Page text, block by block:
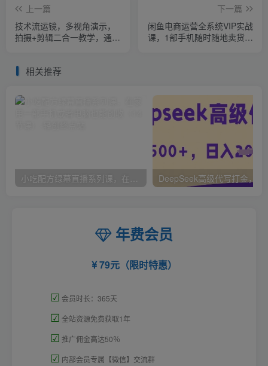
上一篇
技术流运镜，多视角演示，
拍摄+剪辑二合一教学，通俗
下一篇
闲鱼电商运营全系统VIP实战
课，1部手机随时随地卖货，
相关推荐
年费会员
79元（限时特惠）
☑ 会员时长：365天
☑ 全站资源免费获取1年
☑ 推广佣金高达50％
☑ 内部会员专属【微信】交流群